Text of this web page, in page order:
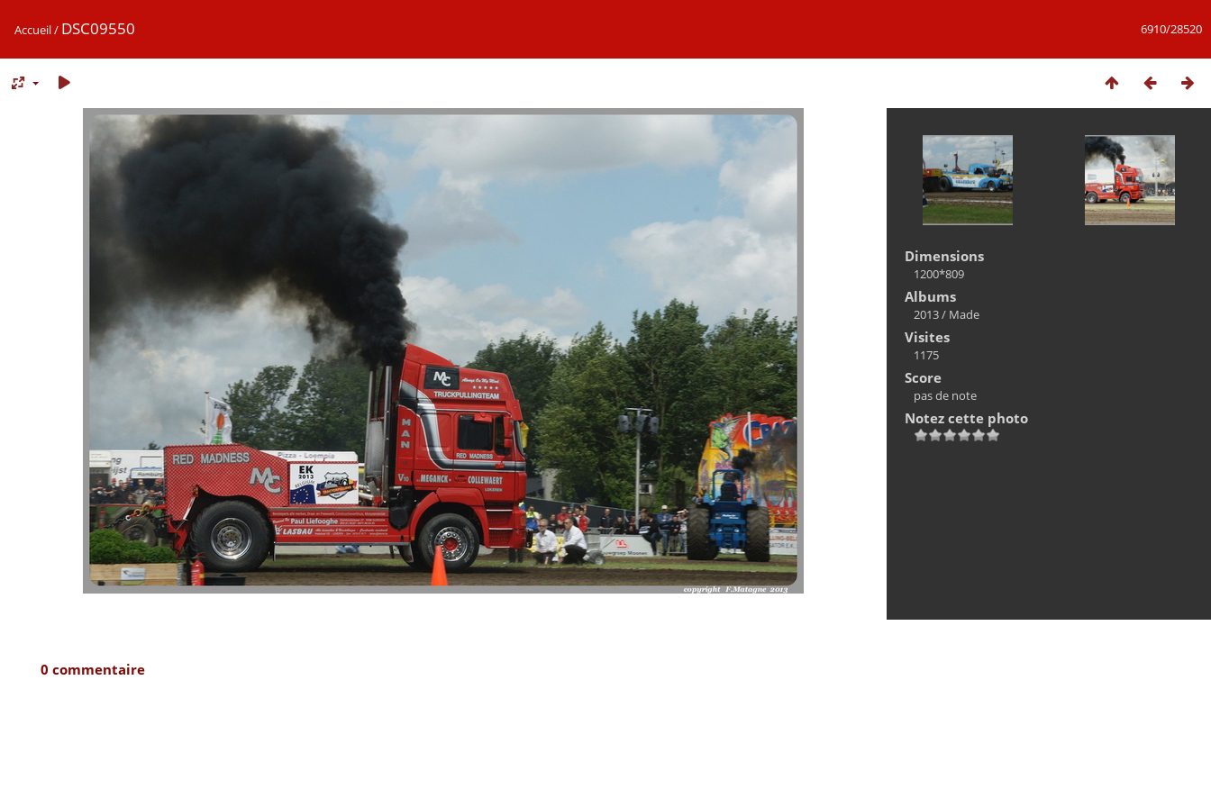
6910/28520
Accueil/ DSC09550
Dimensions
1200*809
Albums
2013/ Made
Visites
1175
Score
pas de note
Notez cette photo
0 commentaire